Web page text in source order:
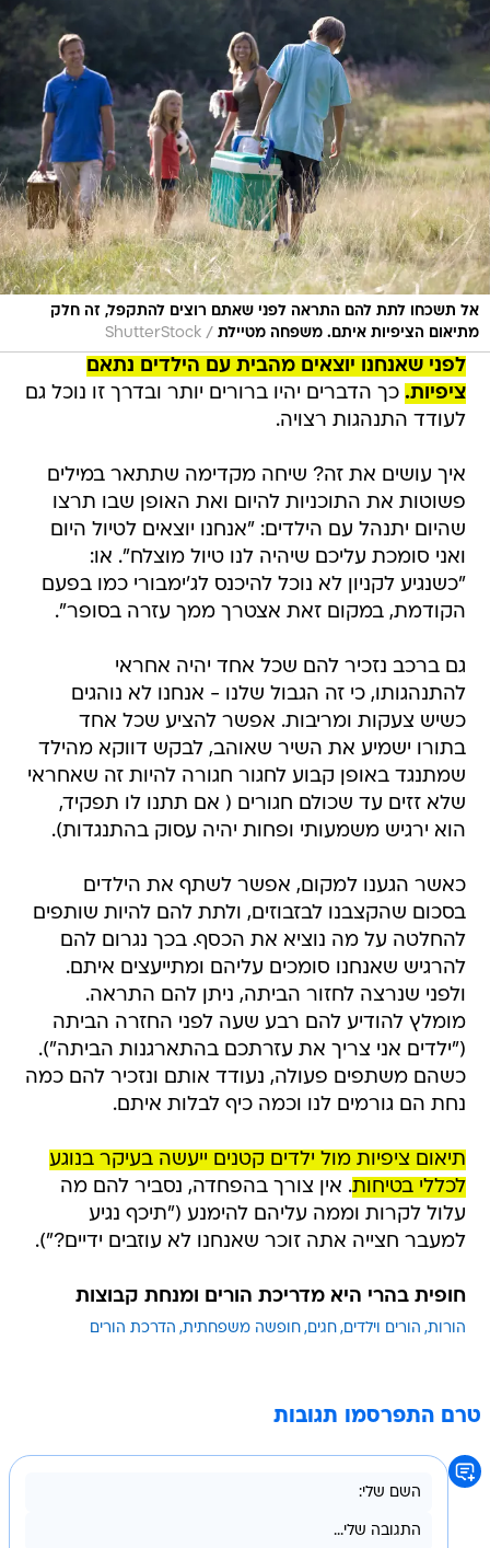
אל תשכחו לתת להם התראה לפני שאתם רוצים להתקפל, זה חלק
מתיאום הציפיות איתם. משפחה מטיילת /
ShutterStock
לפני שאנחנו יוצאים מהבית עם הילדים נתאם
ציפיות. כך הדברים יהיו ברורים יותר ובדרך זו נוכל גם
לעודד התנהגות רצויה.
איך עושים את זה? שיחה מקדימה שתתאר במילים
פשוטות את התוכניות להיום ואת האופן שבו תרצו
שהיום יתנהל עם הילדים: "אנחנו יוצאים לטיול היום
ואני סומכת עליכם שיהיה לנו טיול מוצלח". או:
"כשנגיע לקניון לא נוכל להיכנס לג'ימבורי כמו בפעם
הקודמת, במקום זאת אצטרך ממך עזרה בסופר".
גם ברכב נזכיר להם שכל אחד יהיה אחראי
להתנהגותו, כי זה הגבול שלנו - אנחנו לא נוהגים
כשיש צעקות ומריבות. אפשר להציע שכל אחד
בתורו ישמיע את השיר שאוהב, לבקש דווקא מהילד
שמתנגד באופן קבוע לחגור חגורה להיות זה שאחראי
שלא זזים עד שכולם חגורים ( אם תתנו לו תפקיד,
הוא ירגיש משמעותי ופחות יהיה עסוק בהתנגדות).
כאשר הגענו למקום, אפשר לשתף את הילדים
בסכום שהקצבנו לבזבוזים, ולתת להם להיות שותפים
להחלטה על מה נוציא את הכסף. בכך נגרום להם
להרגיש שאנחנו סומכים עליהם ומתייעצים איתם.
ולפני שנרצה לחזור הביתה, ניתן להם התראה.
מומלץ להודיע להם רבע שעה לפני החזרה הביתה
("ילדים אני צריך את עזרתכם בהתארגנות הביתה").
כשהם משתפים פעולה, נעודד אותם ונזכיר להם כמה
נחת הם גורמים לנו וכמה כיף לבלות איתם.
תיאום ציפיות מול ילדים קטנים ייעשה בעיקר בנוגע
לכללי בטיחות. אין צורך בהפחדה, נסביר להם מה
עלול לקרות וממה עליהם להימנע ("תיכף נגיע
למעבר חצייה אתה זוכר שאנחנו לא עוזבים ידיים?").
חופית בהרי היא מדריכת הורים ומנחת קבוצות
הורות הורים וילדים חגים חופשה משפחתית הדרכת הורים
טרם התפרסמו תגובות